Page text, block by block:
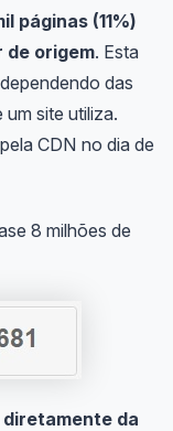
páginas (11%)
origem. Esta
das
site utiliza.
CDN no dia de
8 milhões de
da